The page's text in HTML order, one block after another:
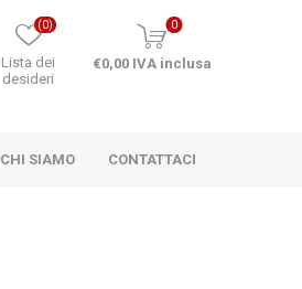
Lista dei
desideri
(0) 0
€0,00 IVA inclusa
CHI SIAMO CONTATTACI